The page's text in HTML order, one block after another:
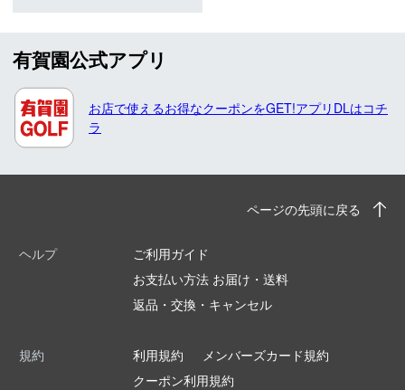
有賀園公式アプリ
お店で使えるお得なクーポンをGET!アプリDLはコチ
ラ
ページの先頭に戻る
ヘルプ
ご利用ガイド
お支払い方法 お届け・送料
返品・交換・キャンセル
規約 利用規約
メンバーズカード規約
クーポン利用規約